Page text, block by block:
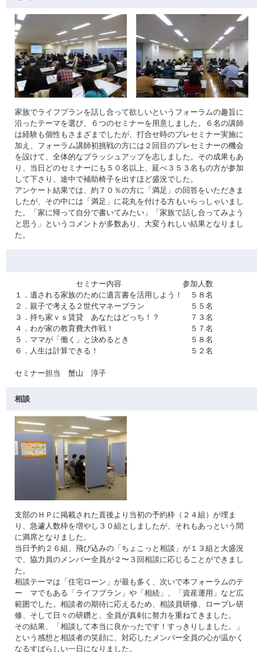
家族でライフプランを話し合って欲しいというフォーラムの趣旨に
沿ったテーマを選び、６つのセミナーを用意しました。６名の講師
は経験も個性もさまざまでしたが、打合せ時のプレセミナー実施に
加え、フォーラム講師初挑戦の方には２回目のプレセミナーの機会
を設けて、全体的なブラッシュアップを志しました。その成果もあ
り、当日どのセミナーにも５０名以上、延べ３５３名もの方が参加
して下さり、途中で補助椅子を出すほど盛況でした。
アンケート結果では、約７０％の方に「満足」の回答をいただきま
したが、その中には「満足」に花丸を付ける方もいらっしゃいまし
た。「家に帰って自分で書いてみたい」「家族で話し合ってみよう
と思う」というコメントが多数あり、大変うれしい結果となりまし
た。
セミナー内容 参加人数
１．遺される家族のために遺言書を活用しよう！ ５８名
２．親子で考える２世代マネープラン ５５名
３．持ち家ｖｓ賃貸 あなたはどっち！？ ７３名
４．わが家の教育費大作戦！ ５７名
５．ママが「働く」と決めるとき ５８名
６．人生は計算できる！ ５２名
セミナー担当 蟹山 淳子
相談
支部のＨＰに掲載された直後より当初の予約枠（２４組）が埋ま
り、急遽人数枠を増やし３０組としましたが、それもあっという間
に満席となりました。
当日予約２６組、飛び込みの「ちょこっと相談」が１３組と大盛況
で、協力員のメンバー全員が２〜３回相談に応じることができまし
た。
相談テーマは「住宅ローン」が最も多く、次いで本フォーラムのテ
ー マでもある「ライフプラン」や「相続」、「資産運用」など広
範囲でした。相談者の期待に応えるため、相談員研修、ロープレ研
修、そして日々の研鑽と、全員が真剣に努力を重ねてきました。
その結果、「相談して本当に良かったです！すっきりしました。」
という感想と相談者の笑顔に、対応したメンバー全員の心が温かく
なるすばらしい一日になりました。